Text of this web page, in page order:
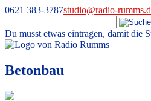
0621 383-3787studio@radio-
Du musst etwas eintragen, damit die
Skip
Radio RUMMS
Radio RUMMS ist ein Radioprojekt
Jugendliche in der
Betonbau